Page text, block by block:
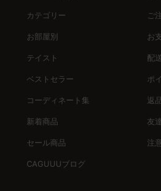
カテゴリー
お部屋別
テイスト
ベストセラー
コーディネート集
新着商品
セール商品
CAGUUUブログ
ご
お
配
ポ
返
友
注